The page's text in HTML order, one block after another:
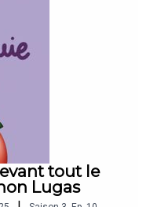
tout le
Lugas